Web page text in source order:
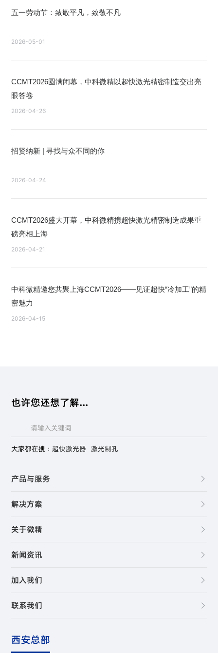
五一劳动节：致敬平凡，致敬不凡
2026-05-01
CCMT2026圆满闭幕，中科微精以超快激光精密制造交出亮
眼答卷
2026-04-26
招贤纳新 | 寻找与众不同的你
2026-04-24
CCMT2026盛大开幕，中科微精携超快激光精密制造成果重
磅亮相上海
2026-04-21
中科微精邀您共聚上海CCMT2026——见证超快“冷加工”的精
密魅力
2026-04-15
也许您还想了解...
大家都在搜：超快激光器 激光制孔
产品与服务
解决方案
关于微精
新闻资讯
加入我们
联系我们
西安总部